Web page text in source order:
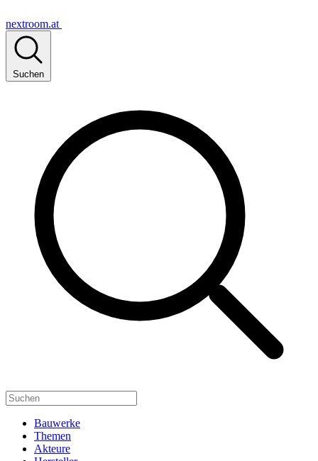
nextroom.at
Suchen
Bauwerke
Themen
Akteure